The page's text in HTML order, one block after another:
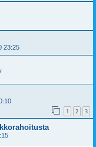
23:25
1 2 3